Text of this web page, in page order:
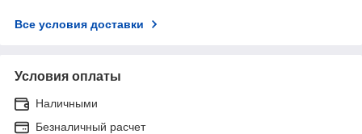
Все условия доставки
Условия оплаты
Наличными
Безналичный расчет